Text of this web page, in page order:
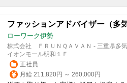
ファッションアドバイザー（多
ローワーク伊勢
株式会社 ＦＲＵＮＱＡＶＡＮ - 三重県多
イオンモール明和１Ｆ
正社員
月給 211,820円 ～ 260,000円